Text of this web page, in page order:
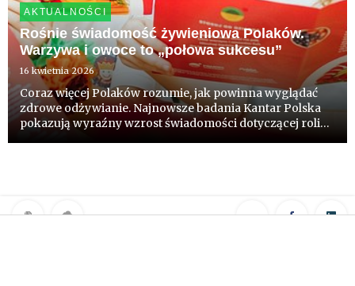
AKTUALNOŚCI
Rośnie świadomość żywieniowa Polaków.
Warzywa i owoce to „połowa sukcesu”
16 kwietnia 2026
Coraz więcej Polaków rozumie, jak powinna wyglądać
zdrowe odżywianie. Najnowsze badania Kantar Polska
pokazują wyraźny wzrost świadomości dotyczącej roli